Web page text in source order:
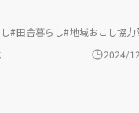
田舎暮らし 地域おこし協力
温泉の近く
みた 2024/